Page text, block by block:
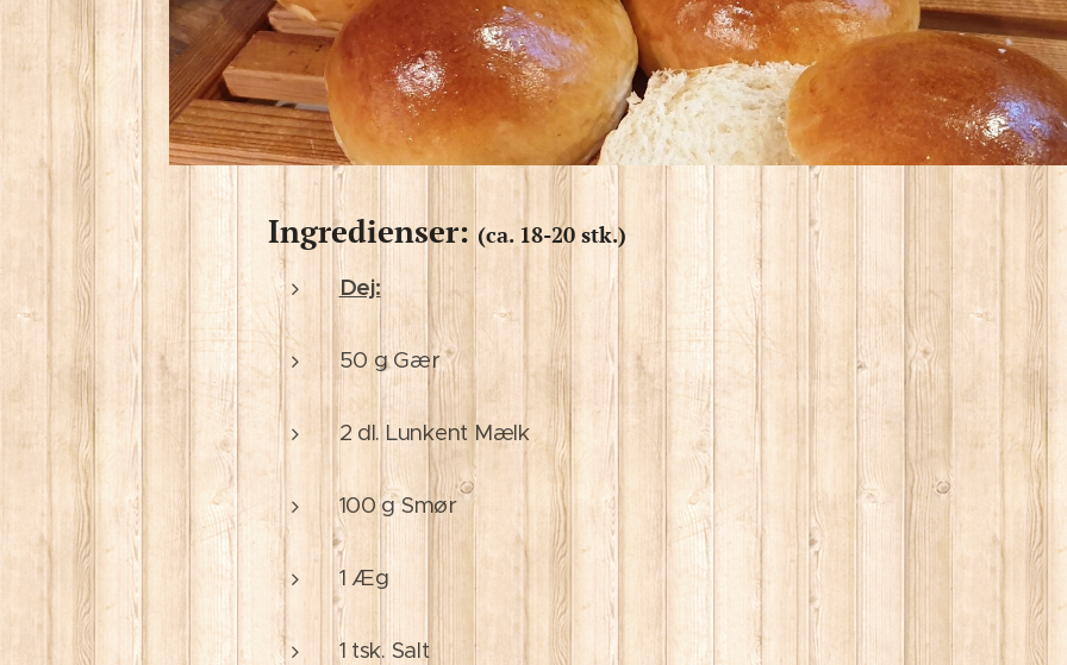
Ingredienser: (ca. 18-20 stk.)
Dej:
50 g Gær
2 dl. Lunkent Mælk
100 g Smør
1 Æg
1 tsk. Salt